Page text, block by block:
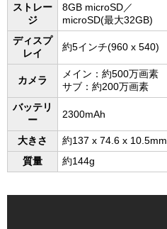
ストレー
ジ
8GB microSD／
microSD(最大32GB)
ディスプ
レイ
約5インチ(960 x 540)
カメラ
メイン：約500万画素
サブ：約200万画素
バッテリ
ー
2300mAh
大きさ 約137 x 74.6 x 10.5mm
質量
約144g